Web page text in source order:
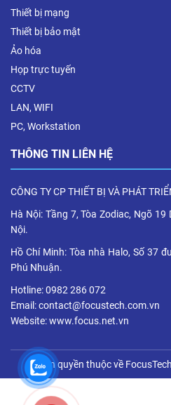
Thiết bị mạng
Thiết bị bảo mật
Ảo hóa
Họp trực tuyến
CCTV
LAN, WIFI
PC, Workstation
THÔNG TIN LIÊN HỆ
CÔNG TY CP THIẾT BỊ VÀ PHÁT
Hà Nội: Tầng 7, Tòa Zodiac, Ngõ 19
Nội.
Hồ Chí Minh: Tòa nhà Halo, Số 37
Phú Nhuận.
Hotline: 0982 286 072
Email: contact@focustech.com.vn
Website: www.focus.net.vn
Bản quyền thuộc về FocusTech